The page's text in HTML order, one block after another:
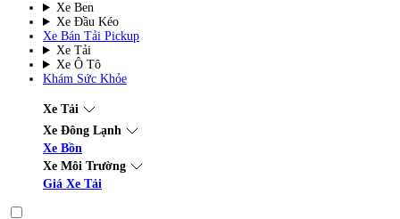
Xe Ben
Xe Đầu Kéo
Xe Bán Tải Pickup
Xe Tải
Xe Ô Tô
Khám Sức Khỏe
Xe Tải
Xe Đông Lạnh
Xe Bồn
Xe Môi Trường
Giá Xe Tải